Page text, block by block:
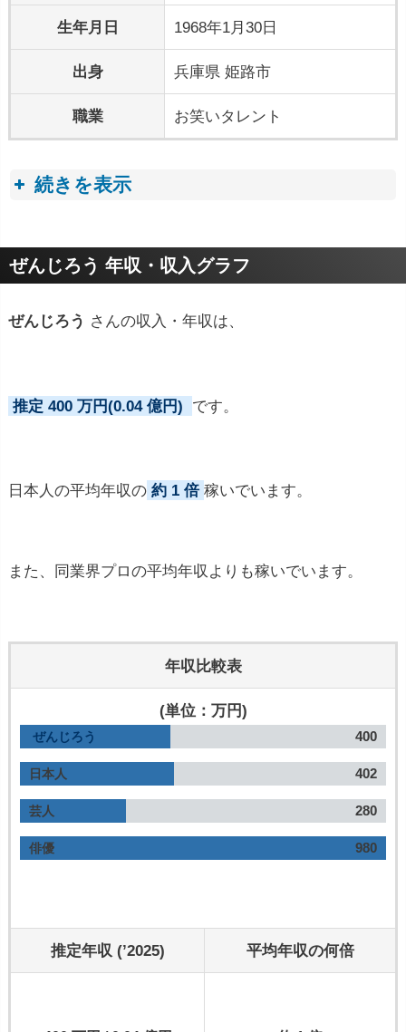
生年月日 1968年1月30日
出身 兵庫県 姫路市
職業 お笑いタレント
続きを表示
プロフィールトピック
ぜんじろう 年収・収入グラフ
ぜんじろう さんの収入・年収は、
推定 400 万円(0.04 億円) です。
日本人の平均年収の 約 1 倍 稼いでいます。
また、同業界プロの平均年収よりも稼いでいます。
年収比較表
(単位：万円)
ぜんじろう 400
日本人 402
芸人 280
俳優 980
推定年収 (’2025) 平均年収の何倍